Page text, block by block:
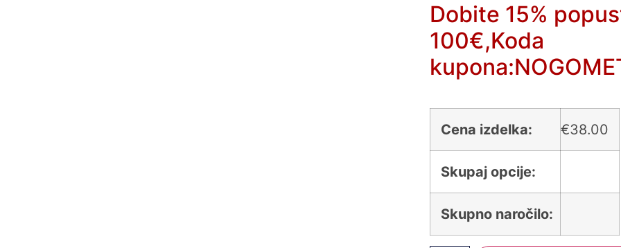
Dobite 15%
100€,Koda
Cena izdelka: €38.00
Skupaj opcije:
Skupno naročilo: